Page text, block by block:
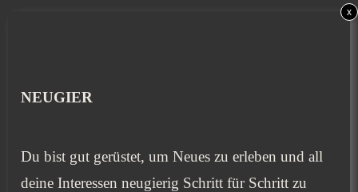
NEUGIER
Du bist gut gerüstet, um Neues zu erleben und all
deine Interessen neugierig Schritt für Schritt zu
x